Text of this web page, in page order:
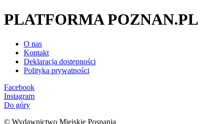
PLATFORMA POZNAN.PL
O nas
Kontakt
Deklaracja dostępności
Polityka prywatności
Facebook
Instagram
Do góry
© Wydawnictwo Miejskie Posnania